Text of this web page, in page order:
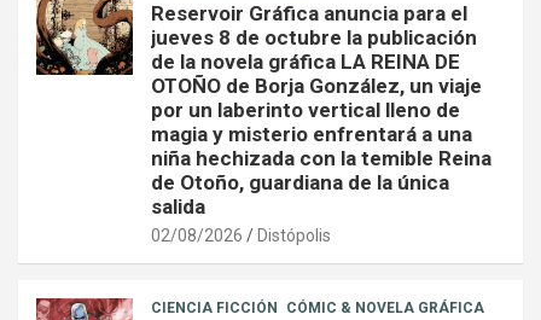
Reservoir Gráfica anuncia para el
jueves 8 de octubre la publicación
de la novela gráfica LA REINA DE
OTOÑO de Borja González, un viaje
por un laberinto vertical lleno de
magia y misterio enfrentará a una
niña hechizada con la temible Reina
de Otoño, guardiana de la única
salida
02/08/2026 Distópolis
CIENCIA FICCIÓN CÓMIC & NOVELA GRÁFICA